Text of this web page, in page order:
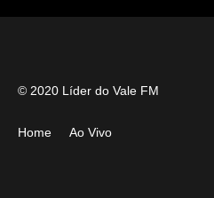
© 2020 Líder do Vale FM
Home Ao Vivo